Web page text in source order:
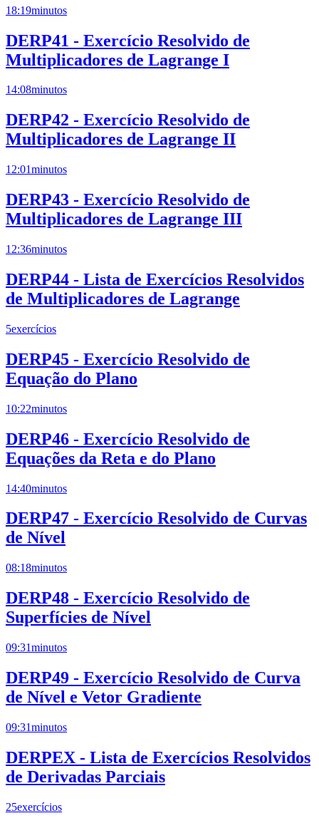
18:19minutos
DERP41 - Exercício Resolvido de
Multiplicadores de Lagrange I
14:08minutos
DERP42 - Exercício Resolvido de
Multiplicadores de Lagrange II
12:01minutos
DERP43 - Exercício Resolvido de
Multiplicadores de Lagrange III
12:36minutos
DERP44 - Lista de Exercícios Resolvidos
de Multiplicadores de Lagrange
5exercícios
DERP45 - Exercício Resolvido de
Equação do Plano
10:22minutos
DERP46 - Exercício Resolvido de
Equações da Reta e do Plano
14:40minutos
DERP47 - Exercício Resolvido de Curvas
de Nível
08:18minutos
DERP48 - Exercício Resolvido de
Superfícies de Nível
09:31minutos
DERP49 - Exercício Resolvido de Curva
de Nível e Vetor Gradiente
09:31minutos
DERPEX - Lista de Exercícios Resolvidos
de Derivadas Parciais
25exercícios